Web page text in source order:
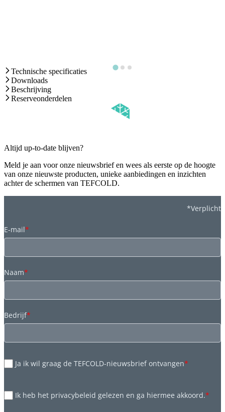
Technische specificaties
Downloads
Beschrijving
Reserveonderdelen
Altijd up-to-date blijven?
Meld je aan voor onze nieuwsbrief en wees als eerste op de hoogte
van onze nieuwste producten, unieke aanbiedingen en inzichten
achter de schermen van TEFCOLD.
*Verplicht
E-mail*
Naam*
Bedrijf*
Ja ik wil graag de TEFCOLD-nieuwsbrief ontvangen*
Ik heb het privacybeleid gelezen en ga hiermee akkoord.*